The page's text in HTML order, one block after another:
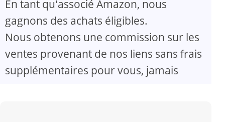
V
i
d
En tant qu'associé Amazon, nous
gagnons des achats éligibles.
Nous obtenons une commission sur les
ventes provenant de nos liens sans frais
supplémentaires pour vous, jamais